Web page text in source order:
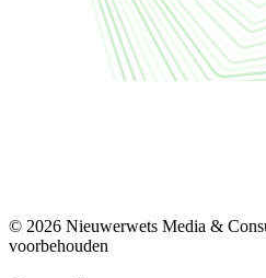
© 2026 Nieuwerwets Media &
voorbehouden